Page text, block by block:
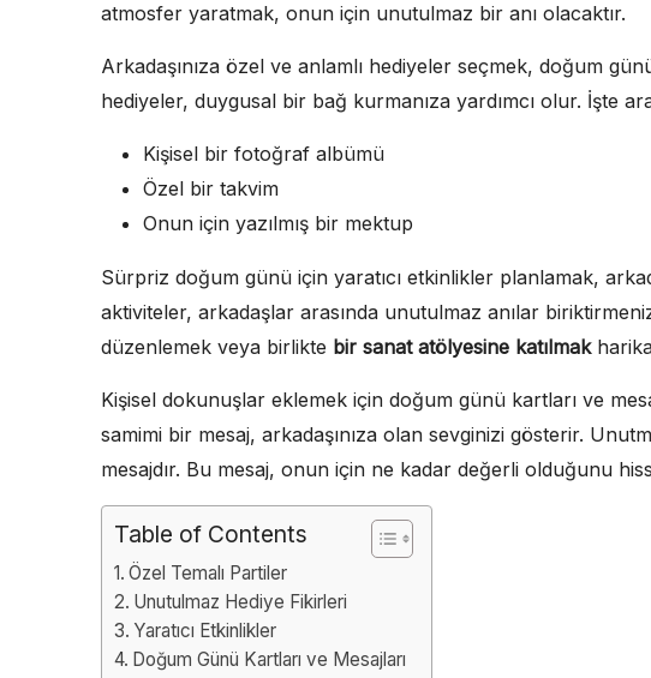
atmosfer yaratmak, onun için unutulmaz bir anı olacaktır.
Arkadaşınıza özel ve anlamlı hediyeler seçmek, doğum
hediyeler, duygusal bir bağ kurmanıza yardımcı olur. İşte
Kişisel bir fotoğraf albümü
Özel bir takvim
Onun için yazılmış bir mektup
Sürpriz doğum günü için yaratıcı etkinlikler planlamak,
aktiviteler, arkadaşlar arasında unutulmaz anılar
düzenlemek veya birlikte bir sanat atölyesine katılmak
Kişisel dokunuşlar eklemek için doğum günü kartları ve
samimi bir mesaj, arkadaşınıza olan sevginizi gösterir.
mesajdır. Bu mesaj, onun için ne kadar değerli olduğunu
Table of Contents
Özel Temalı Partiler
Unutulmaz Hediye Fikirleri
Yaratıcı Etkinlikler
Doğum Günü Kartları ve Mesajları